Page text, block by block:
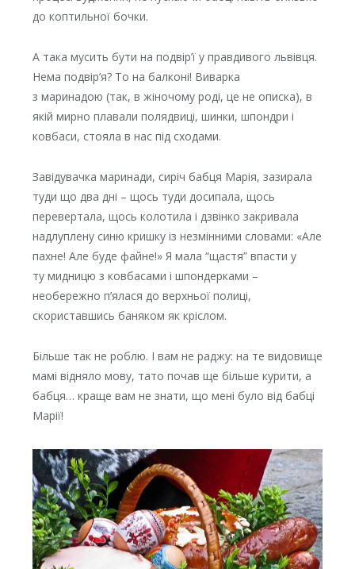
до коптильної бочки.
А така мусить бути на подвір’ї у правдивого львівця.
Нема подвір’я? То на балконі! Виварка
з маринадою (так, в жіночому роді, це не описка), в
якій мирно плавали полядвиці, шинки, шпондри і
ковбаси, стояла в нас під сходами.
Завідувачка маринади, сиріч бабця Марія, зазирала
туди що два дні – щось туди досипала, щось
перевертала, щось колотила і дзвінко закривала
надлуплену синю кришку із незмінними словами: «Але
пахне! Але буде файне!» Я мала “щастя” впасти у
ту мидницю з ковбасами і шпондерками –
необережно п’ялася до верхньої полиці,
скориставшись баняком як кріслом.
Більше так не роблю. І вам не раджу: на те видовище
мамі відняло мову, тато почав ще більше курити, а
бабця… краще вам не знати, що мені було від бабці
Марії!